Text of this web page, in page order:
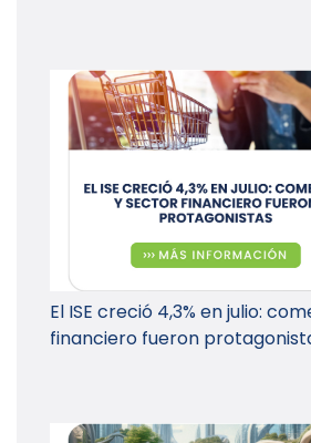
El ISE creció 4,3% en julio:
financiero fueron